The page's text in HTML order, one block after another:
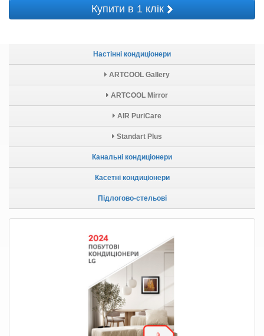
Настінні кондиціонери
ARTCOOL Gallery
ARTCOOL Mirror
AIR PuriCare
Standart Plus
Канальні кондиціонери
Касетні кондиціонери
Підлогово-стельові
Купити в 1 клік